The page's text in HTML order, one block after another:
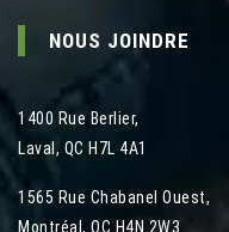
NOUS JOINDRE
1400 Rue Berlier,
Laval , QC H7L 4A1
1565 Rue Chabanel Ouest,
Montréal , QC H4N 2W3